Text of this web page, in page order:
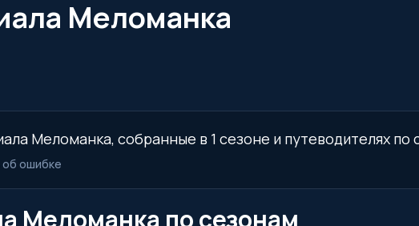
Меломанка
Меломанка, собранные в 1 сезоне и путеводителях по
ошибке
Меломанка по сезонам